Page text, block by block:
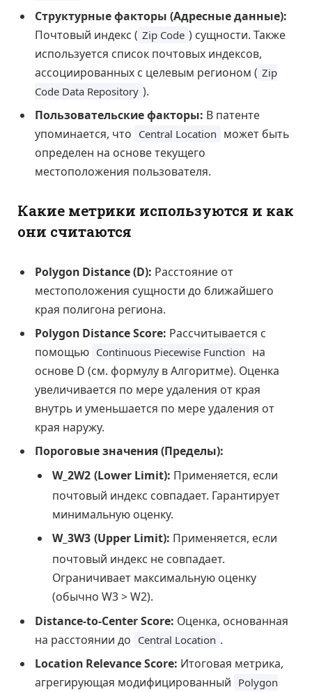
Структурные факторы (Адресные данные):
Почтовый индекс ( Zip Code ) сущности. Также
используется список почтовых индексов,
ассоциированных с целевым регионом ( Zip
Code Data Repository ).
Пользовательские факторы: В патенте
упоминается, что Central Location может быть
определен на основе текущего
местоположения пользователя.
Какие метрики используются и как
они считаются
Polygon Distance (D): Расстояние от
местоположения сущности до ближайшего
края полигона региона.
Polygon Distance Score: Рассчитывается с
помощью Continuous Piecewise Function на
основе D (см. формулу в Алгоритме). Оценка
увеличивается по мере удаления от края
внутрь и уменьшается по мере удаления от
края наружу.
Пороговые значения (Пределы):
W_2W2 (Lower Limit): Применяется, если
почтовый индекс совпадает. Гарантирует
минимальную оценку.
W_3W3 (Upper Limit): Применяется, если
почтовый индекс не совпадает.
Ограничивает максимальную оценку
(обычно W3 > W2).
Distance-to-Center Score: Оценка, основанная
на расстоянии до Central Location .
Location Relevance Score: Итоговая метрика,
агрегирующая модифицированный Polygon